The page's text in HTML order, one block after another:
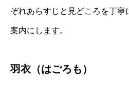
ぞれあらすじと見どころを丁
案内にします。
羽衣（はごろも）